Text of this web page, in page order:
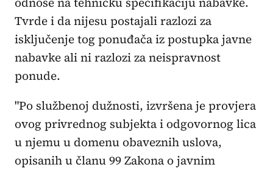
Tvrde i da nijesu postajali razlozi za
isključenje tog ponuđača iz postupka javne
nabavke ali ni razlozi za neispravnost
ponude.
"Po službenoj dužnosti, izvršena je provjera
ovog privrednog subjekta i odgovornog lica
u njemu u domenu obaveznih uslova,
opisanih u članu 99 Zakona o javnim